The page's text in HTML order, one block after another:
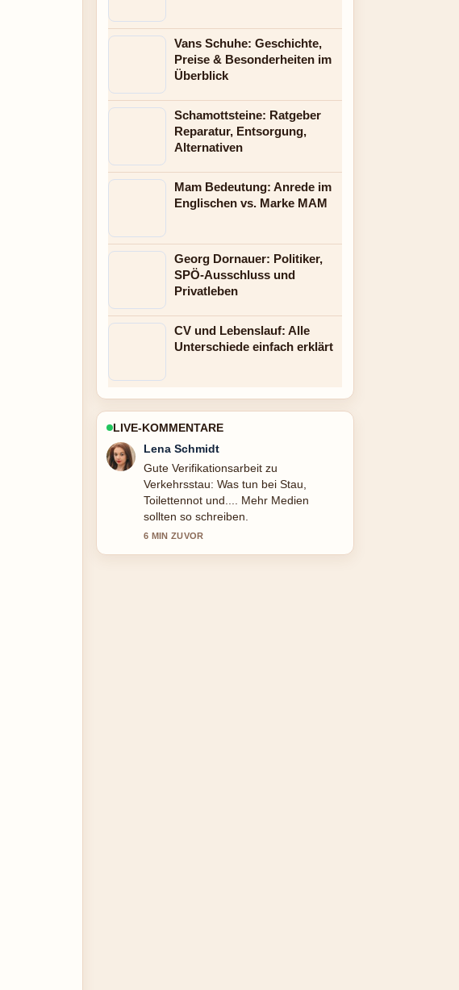
Vans Schuhe: Geschichte,
Preise & Besonderheiten im
Überblick
Schamottsteine: Ratgeber
Reparatur, Entsorgung,
Alternativen
Mam Bedeutung: Anrede im
Englischen vs. Marke MAM
Georg Dornauer: Politiker,
SPÖ-Ausschluss und
Privatleben
CV und Lebenslauf: Alle
Unterschiede einfach erklärt
LIVE-KOMMENTARE
Felix Meyer
Starke Einordnung zu Flohmarkt Wien
heute: alle geöffneten Märkte. Das ist
die klarste Zusammenfassung, die ich
heute gesehen habe.
8 MIN ZUVOR